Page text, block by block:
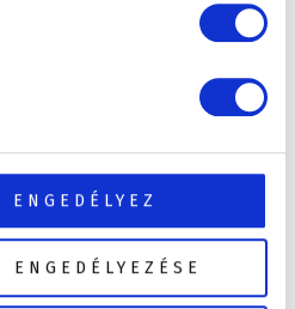
– egyszerű
közvetlenül az
Nézze meg most!